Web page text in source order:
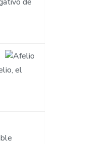
el